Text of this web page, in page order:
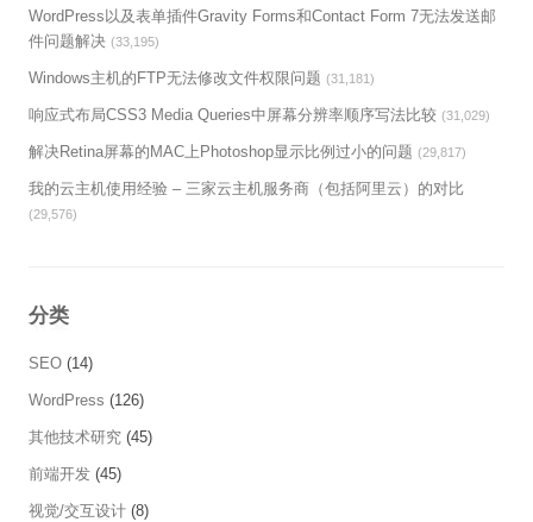
WordPress以及表单插件Gravity Forms和Contact Form 7无法发送邮
件问题解决 (33,195)
Windows主机的FTP无法修改文件权限问题 (31,181)
响应式布局CSS3 Media Queries中屏幕分辨率顺序写法比较 (31,029)
解决Retina屏幕的MAC上Photoshop显示比例过小的问题 (29,817)
我的云主机使用经验 – 三家云主机服务商（包括阿里云）的对比
(29,576)
分类
SEO (14)
WordPress (126)
其他技术研究 (45)
前端开发 (45)
视觉/交互设计 (8)